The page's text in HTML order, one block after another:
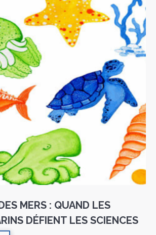
MERS : QUAND LES
DÉFIENT LES SCIENCES